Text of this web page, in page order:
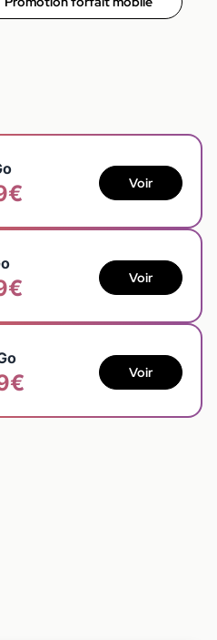
Voir
Voir
Voir